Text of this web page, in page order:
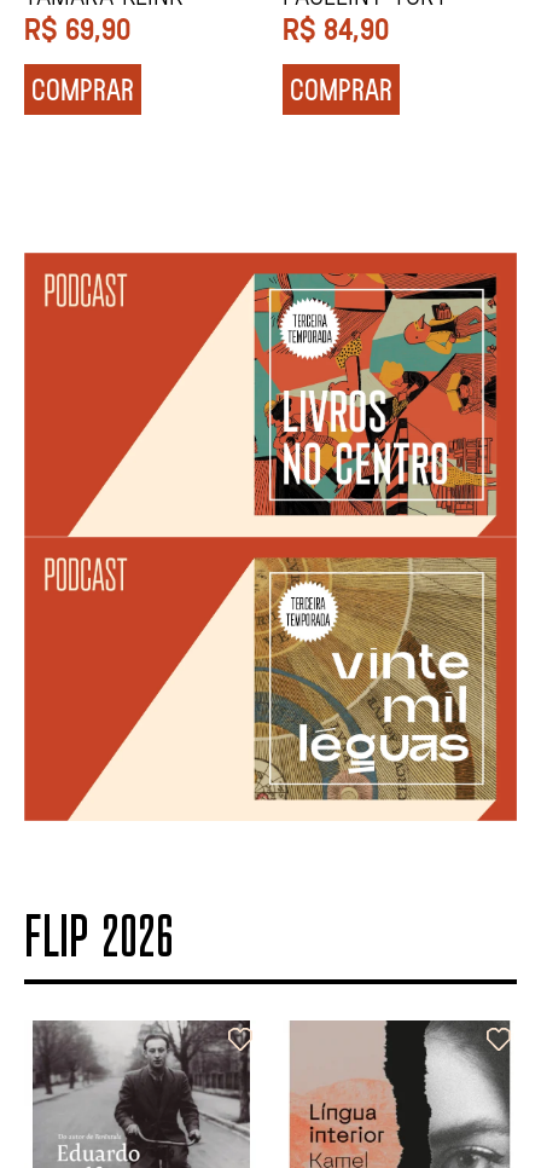
R$ 79,90
COMPRAR
R$ 74,90
COMPRAR
FLIP 2026